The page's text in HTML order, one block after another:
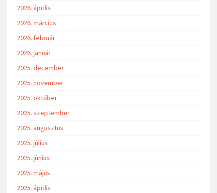
2026. április
2026. március
2026. február
2026. január
2025. december
2025. november
2025. október
2025. szeptember
2025. augusztus
2025. július
2025. június
2025. május
2025. április